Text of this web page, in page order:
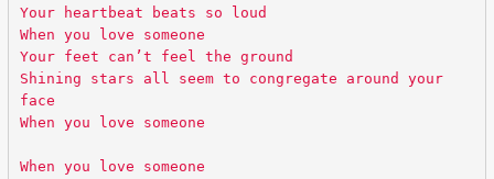
Your heartbeat beats so loud
When you love someone
Your feet can’t feel the ground
Shining stars all seem to congregate around your
face
When you love someone
When you love someone